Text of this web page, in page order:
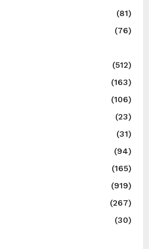
(81)
(76)
(512)
(163)
(106)
(23)
(31)
(94)
(165)
(919)
(267)
(30)